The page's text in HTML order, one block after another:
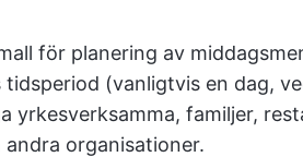
för planering av
tidsperiod (vanligtvis en dag,
yrkesverksamma, familjer,
andra organisationer.